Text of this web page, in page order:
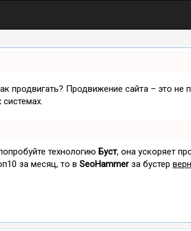
продвигать? Продвижение сайта – это
технологию Буст, она ускоряет
за месяц, то в SeoHammerза бустер